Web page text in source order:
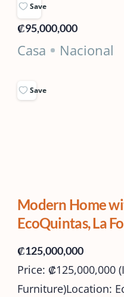
Save
₡95,000,000
Casa Nacional
Save
Modern Home
EcoQuintas, La
₡125,000,000
Price: ₡125,000,000
Furniture)Location: